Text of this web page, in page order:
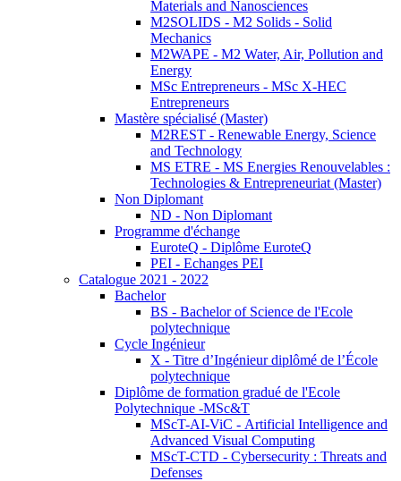
Materials and Nanosciences
M2SOLIDS - M2 Solids - Solid
Mechanics
M2WAPE - M2 Water, Air, Pollution and
Energy
MSc Entrepreneurs - MSc X-HEC
Entrepreneurs
Mastère spécialisé (Master)
M2REST - Renewable Energy, Science
and Technology
MS ETRE - MS Energies Renouvelables :
Technologies & Entrepreneuriat (Master)
Non Diplomant
ND - Non Diplomant
Programme d'échange
EuroteQ - Diplôme EuroteQ
PEI - Echanges PEI
Catalogue 2021 - 2022
Bachelor
BS - Bachelor of Science de l'Ecole
polytechnique
Cycle Ingénieur
X - Titre d’Ingénieur diplômé de l’École
polytechnique
Diplôme de formation gradué de l'Ecole
Polytechnique -MSc&T
MScT-AI-ViC - Artificial Intelligence and
Advanced Visual Computing
MScT-CTD - Cybersecurity : Threats and
Defenses